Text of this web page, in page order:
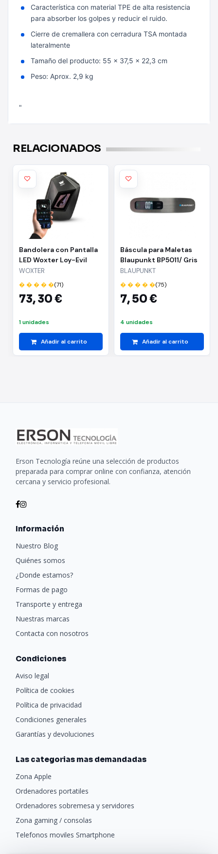
Característica con material TPE de alta resistencia
para absorber los golpes y reducir el ruido.
Cierre de cremallera con cerradura TSA montada
lateralmente
Tamaño del producto: 55 x 37,5 x 22,3 cm
Peso: Aprox. 2,9 kg
"
RELACIONADOS
Bandolera con Pantalla
LED Woxter Loy-Evil
Eye/ Negra
WOXTER
� � � � �(71)
73,30 €
1 unidades
Añadir al carrito
Báscula para Maletas
Blaupunkt BP5011/ Gris
BLAUPUNKT
� � � � �(75)
7,50 €
4 unidades
Añadir al carrito
Erson Tecnología reúne una selección de productos
preparada para comprar online con confianza, atención
cercana y servicio profesional.
Información
Nuestro Blog
Quiénes somos
¿Donde estamos?
Formas de pago
Transporte y entrega
Nuestras marcas
Contacta con nosotros
Condiciones
Aviso legal
Política de cookies
Política de privacidad
Condiciones generales
Garantías y devoluciones
Las categorias mas demandadas
Zona Apple
Ordenadores portatiles
Ordenadores sobremesa y servidores
Zona gaming / consolas
Telefonos moviles Smartphone